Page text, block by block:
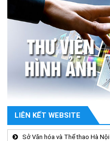
LIÊN KẾT WEBSITE
Sở Văn hóa và Thể thao Hà Nội